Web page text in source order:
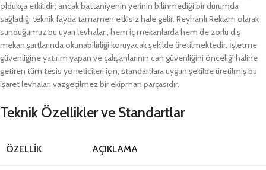
oldukça etkilidir; ancak battaniyenin yerinin bilinmediği bir durumda
sağladığı teknik fayda tamamen etkisiz hale gelir. Reyhanlı Reklam olarak
sunduğumuz bu uyarı levhaları, hem iç mekanlarda hem de zorlu dış
mekan şartlarında okunabilirliği koruyacak şekilde üretilmektedir. İşletme
güvenliğine yatırım yapan ve çalışanlarının can güvenliğini önceliği haline
getiren tüm tesis yöneticileri için, standartlara uygun şekilde üretilmiş bu
işaret levhaları vazgeçilmez bir ekipman parçasıdır.
Teknik Özellikler ve Standartlar
ÖZELLIK AÇIKLAMA